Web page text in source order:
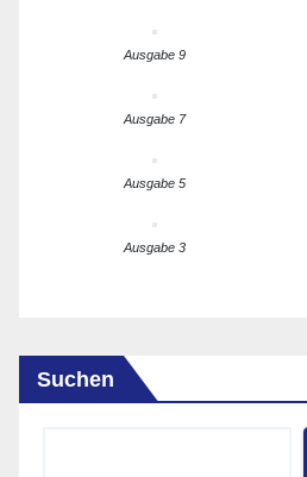
Ausgabe 9
Ausgabe 7
Ausgabe 5
Ausgabe 3
Suchen